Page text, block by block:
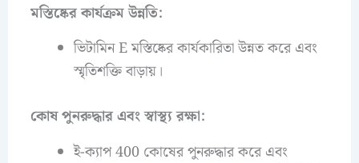
মস্তিষ্কের কার্যক্রম উন্নতি:
ভিটামিন E মস্তিষ্কের কার্যকারিতা উন্নত করে এবং
স্মৃতিশক্তি বাড়ায়।
কোষ পুনরুদ্ধার এবং স্বাস্থ্য রক্ষা:
ই-ক্যাপ 400 কোষের পুনরুদ্ধার করে এবং